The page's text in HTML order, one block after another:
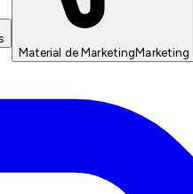
Material de MarketingMarketing